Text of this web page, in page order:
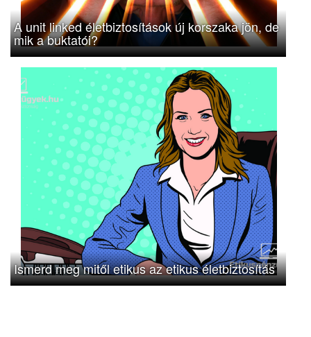
A unit linked életbiztosítások új korszaka jön, de
mik a buktatói?
Ismerd meg mitől etikus az etikus életbiztosítás